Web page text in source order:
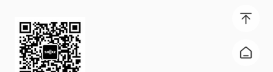
OpenRun Pro 2 EK联名款
OpenRun Pro